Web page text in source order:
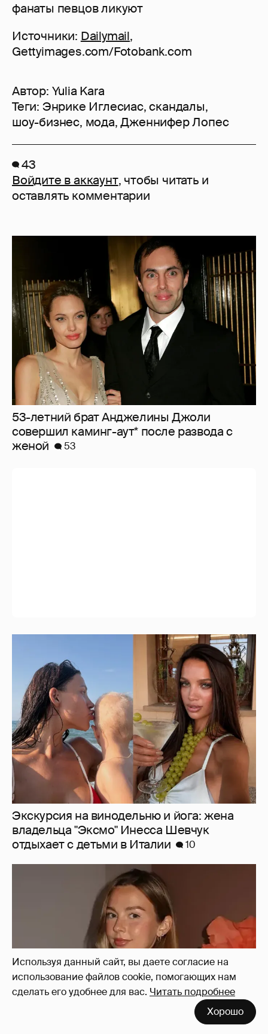
Используя данный сайт, вы даете согласие на
использование файлов cookie, помогающих нам
сделать его удобнее для вас. Читать подробнее
Хорошо
фанаты певцов ликуют
Источники: Dailymail,
Gettyimages.com/Fotobank.com
Автор: Yulia Kara
Теги: Энрике Иглесиас,скандалы,
шоу-бизнес, мода,Дженнифер Лопес
43
Войдите в аккаунт, чтобы читать и
оставлять комментарии
53-летний брат Анджелины Джоли
совершил каминг-аут* после развода с
женой
53
Экскурсия на винодельню и йога: жена
владельца "Эксмо" Инесса Шевчук
отдыхает с детьми в Италии
10
Умерла 26-летняя инфлюенсерша Сидни
Тоул, которую обвиняли в том, что её рак
"ненастоящий"
3